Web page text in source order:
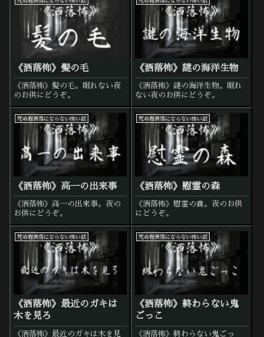
《洒落怖》髪の毛
《洒落怖》髪の毛。眠れない夜
のお供にどうぞ。
《洒落怖》謎の海洋生物
《洒落怖》謎の海洋生物。眠れ
ない夜のお供にどうぞ。
死ぬ程洒落にならない怖い話
《洒落怖》高一の出来事
《洒落怖》高一の出来事。夜の
お供にどうぞ。
死ぬ程洒落にならない怖い話
《洒落怖》慰霊の森
《洒落怖》慰霊の森。夜のお供
にどうぞ。
死ぬ程洒落にならない怖い話
《洒落怖》最近のガキは
木を見ろ
《洒落怖》最近のガキは木を見
死ぬ程洒落にならない怖い話
《洒落怖》終わらない鬼
ごっこ
《洒落怖》終わらない鬼ごっ